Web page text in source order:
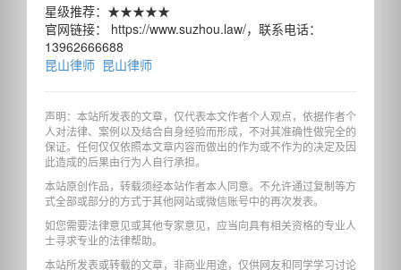
星级推荐：★★★★★
官网链接： https://www.suzhou.law/，联系电话：
13962666688
昆山律师 昆山律师
声明：本站所发表的文章，仅代表本文作者个人观点，依据作者个
人对法律、案例以及结合自身经验而形成，不对其准确性做完全的
保证。任何仅仅依照本文章内容而做出的作为或不作为的决定及因
此造成的后果由行为人自行承担。
本站原创作品，转载须经本站作者本人同意。不允许通过复制等方
式全部或部分的方式于其他网站或微信账号中的再次发表。
如您需要法律意见或其他专家意见，应当向具有相关资格的专业人
士寻求专业的法律帮助。
本站所发表或转载的文章，非商业用途，仅供网友和同学学习讨论